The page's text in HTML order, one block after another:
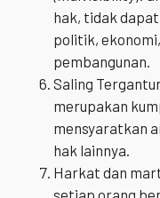
hak, tidak
politik,
pembangunan.
Saling
merupakan
mensyaratkan
hak lainnya.
Harkat dan
setiap orang